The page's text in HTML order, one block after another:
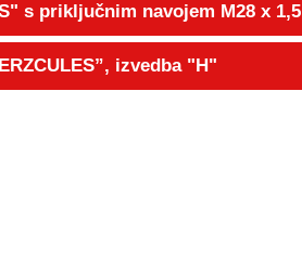
s priključnim navojem M28 x 1,5
izvedba "H"